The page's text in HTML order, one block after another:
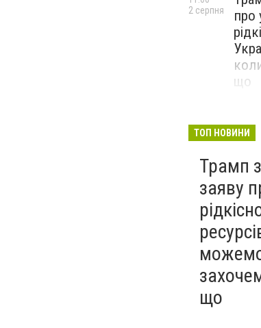
про
що
2 серпня
ТЦК
31 липня
ТОП НОВИНИ
Трамп
заяву
що